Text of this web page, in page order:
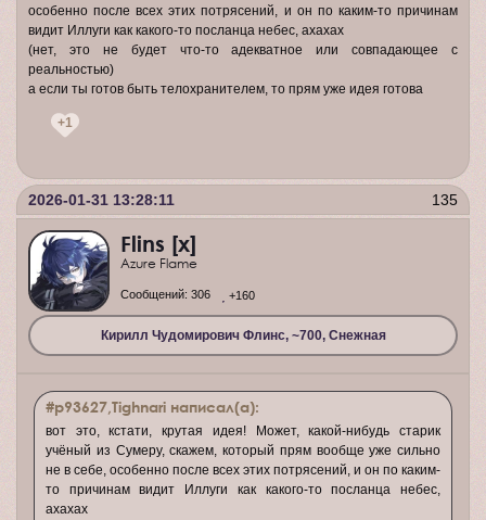
особенно после всех этих потрясений, и он по каким-то причинам
видит Иллуги как какого-то посланца небес, ахахах
(нет, это не будет что-то адекватное или совпадающее с
реальностью)
а если ты готов быть телохранителем, то прям уже идея готова
+1
135
2026-01-31 13:28:11
Flins [x]
Azure Flame
Кирилл Чудомирович Флинс, ~700, Снежная
Сообщений: 306 +160
#p93627,Tighnari написал(а):
вот это, кстати, крутая идея! Может, какой-нибудь старик
учёный из Сумеру, скажем, который прям вообще уже сильно
не в себе, особенно после всех этих потрясений, и он по каким-
то причинам видит Иллуги как какого-то посланца небес,
ахахах